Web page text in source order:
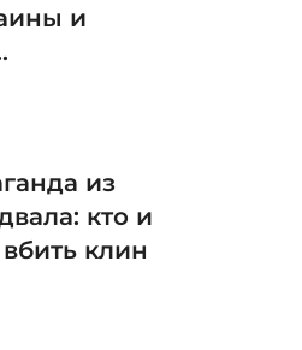
и
из
кто и
клин